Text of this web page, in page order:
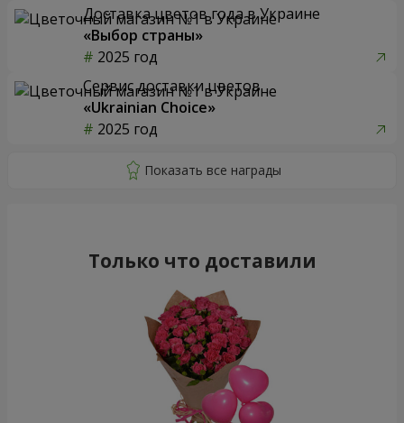
Доставка цветов года в Украине
«Выбор страны»
2025 год
Сервис доставки цветов
«Ukrainian Choice»
2025 год
Только что доставили